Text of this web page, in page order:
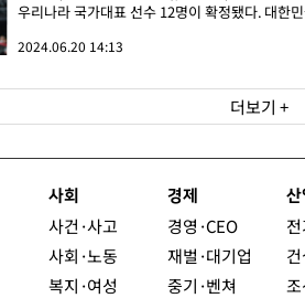
우리나라 국가대표 선수 12명이 확정됐다. 대한
2024.06.20 14:13
더보기 +
사회
사건·사고
사회·노동
복지·여성
경제
경영·CEO
재벌·대기업
중기·벤쳐
산